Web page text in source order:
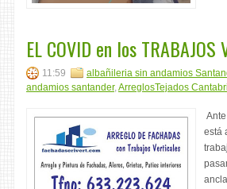
EL COVID en los TRABAJOS
11:59 albañileria sin andamios
andamios santander,ArreglosTejados
está